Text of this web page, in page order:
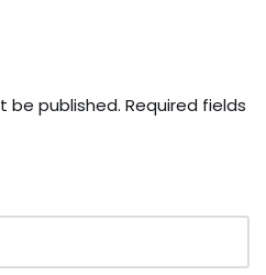
be published. Required fields